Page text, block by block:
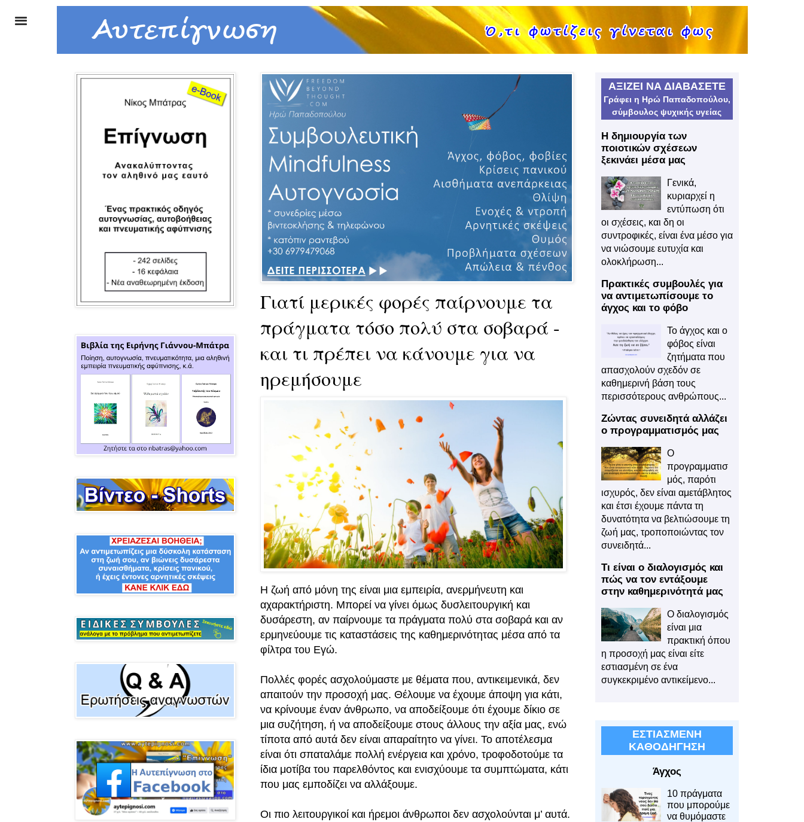
Γιατί μερικές φορές παίρνουμε τα
πράγματα τόσο πολύ στα σοβαρά -
και τι πρέπει να κάνουμε για να
ηρεμήσουμε
Η ζωή από μόνη της είναι μια εμπειρία, ανερμήνευτη και
αχαρακτήριστη. Μπορεί να γίνει όμως δυσλειτουργική και
δυσάρεστη, αν παίρνουμε τα πράγματα πολύ στα σοβαρά και αν
ερμηνεύουμε τις καταστάσεις της καθημερινότητας μέσα από τα
φίλτρα του Εγώ.
Πολλές φορές ασχολούμαστε με θέματα που, αντικειμενικά, δεν
απαιτούν την προσοχή μας. Θέλουμε να έχουμε άποψη για κάτι,
να κρίνουμε έναν άνθρωπο, να αποδείξουμε ότι έχουμε δίκιο σε
μια συζήτηση, ή να αποδείξουμε στους άλλους την αξία μας, ενώ
τίποτα από αυτά δεν είναι απαραίτητο να γίνει. Το αποτέλεσμα
είναι ότι σπαταλάμε πολλή ενέργεια και χρόνο, τροφοδοτούμε τα
ίδια μοτίβα του παρελθόντος και ενισχύουμε τα συμπτώματα, κάτι
που μας εμποδίζει να αλλάξουμε.
Οι πιο λειτουργικοί και ήρεμοι άνθρωποι δεν ασχολούνται μ’ αυτά.
ΑΞΙΖΕΙ ΝΑ ΔΙΑΒΑΣΕΤΕ
Γράφει η Ηρώ Παπαδοπούλου,
σύμβουλος ψυχικής υγείας
Η δημιουργία των
ποιοτικών σχέσεων
ξεκινάει μέσα μας
Γενικά,
κυριαρχεί η
εντύπωση ότι
οι σχέσεις, και δη οι
συντροφικές, είναι ένα μέσο για
να νιώσουμε ευτυχία και
ολοκλήρωση...
Πρακτικές συμβουλές για
να αντιμετωπίσουμε το
άγχος και το φόβο
Το άγχος και ο
φόβος είναι
ζητήματα που
απασχολούν σχεδόν σε
καθημερινή βάση τους
περισσότερους ανθρώπους...
Ζώντας συνειδητά αλλάζει
ο προγραμματισμός μας
Ο
προγραμματισ
μός, παρότι
ισχυρός, δεν είναι αμετάβλητος
και έτσι έχουμε πάντα τη
δυνατότητα να βελτιώσουμε τη
ζωή μας, τροποποιώντας τον
συνειδητά...
Τι είναι ο διαλογισμός και
πώς να τον εντάξουμε
στην καθημερινότητά μας
Ο διαλογισμός
είναι μια
πρακτική όπου
η προσοχή μας είναι είτε
εστιασμένη σε ένα
συγκεκριμένο αντικείμενο...
ΕΣΤΙΑΣΜΕΝΗ
ΚΑΘΟΔΗΓΗΣΗ
Άγχος
10 πράγματα
που μπορούμε
να θυμόμαστε